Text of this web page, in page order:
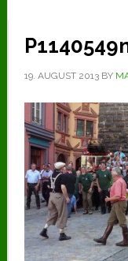
19. AUGUST 2013BY